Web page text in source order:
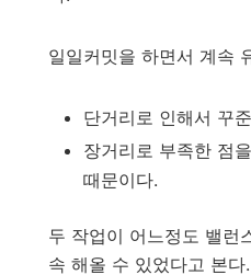
일일커밋을 하면서 계속
단거리로 인해서 꾸
장거리로 부족한 점
때문이다.
두 작업이 어느정도 밸런
속 해올 수 있었다고 본다.